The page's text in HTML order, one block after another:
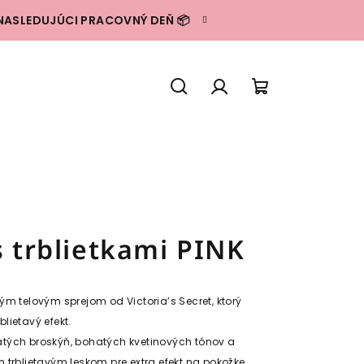
PRACOVNÝ DEŇ 📦
trblietkami PINK
telovým sprejom od Victoria’s Secret, ktorý
efekt.
broskýň, bohatých kvetinových tónov a